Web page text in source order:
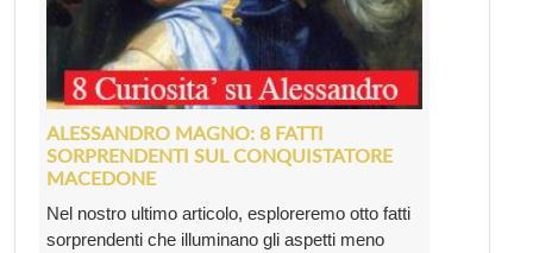
ALESSANDRO MAGNO: 8 FATTI
SORPRENDENTI SUL CONQUISTATORE
MACEDONE
Nel nostro ultimo articolo, esploreremo otto fatti
sorprendenti che illuminano gli aspetti meno